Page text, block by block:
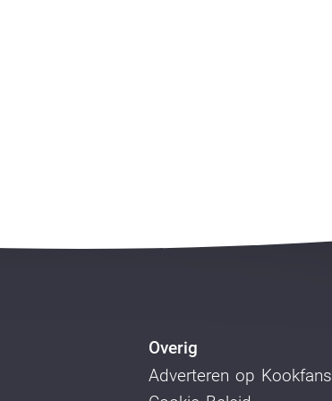
Overig
Adverteren op Kookfans